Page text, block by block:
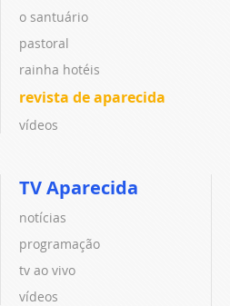
o santuário
pastoral
rainha hotéis
revista de aparecida
vídeos
TV Aparecida
notícias
programação
tv ao vivo
vídeos